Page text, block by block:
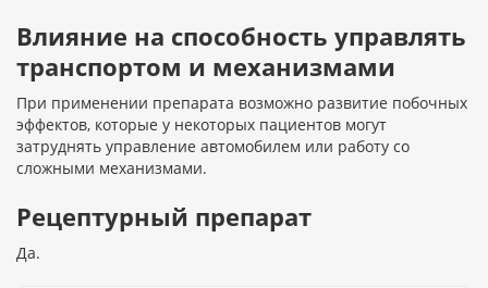
Влияние на способность управлять
транспортом и механизмами
При применении препарата возможно развитие побочных
эффектов, которые у некоторых пациентов могут
затруднять управление автомобилем или работу со
сложными механизмами.
Рецептурный препарат
Да.